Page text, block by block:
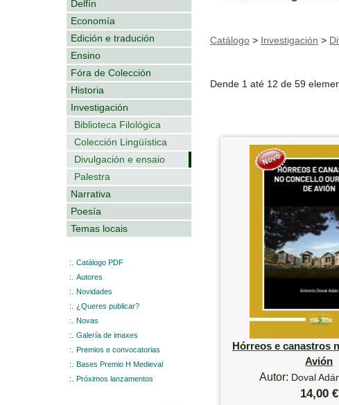
Delfín
Economía
Edición e tradución
Ensino
Fóra de Colección
Historia
Investigación
Biblioteca Filológica
Colección Lingüística
Divulgación e ensaio
Palestra
Narrativa
Poesía
Temas locais
:.
Catálogo PDF
:.
Autores
:.
Novidades
:.
¿Queres publicar?
:.
Novas
:.
Galería de imaxes
:.
Premios e convocatorias
:.
Bases Premio H Medieval
:.
Próximos lanzamentos
Catálogo > Investigación >
Dende 1 até 12 de 59
Hórreos e canastros
Avión
Autor: Doval
14,00 €